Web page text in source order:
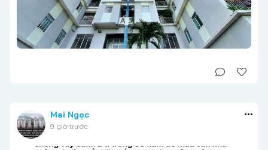
Mai Ngọc
9 giờ trước